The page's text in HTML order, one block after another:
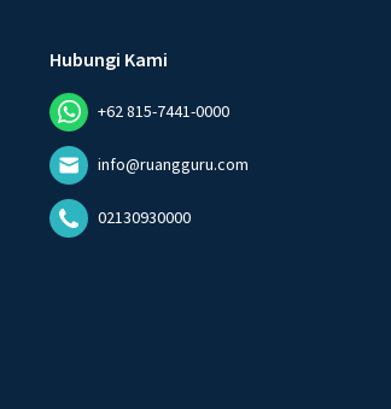
Hubungi Kami
+62 815-7441-0000
info@ruangguru.com
02130930000